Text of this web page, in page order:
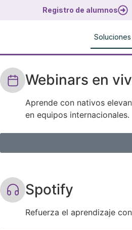
Registro de alumnos
Soluciones
Webinars en
Aprende con nativos
en equipos internacionales.
Spotify
Refuerza el aprendizaje